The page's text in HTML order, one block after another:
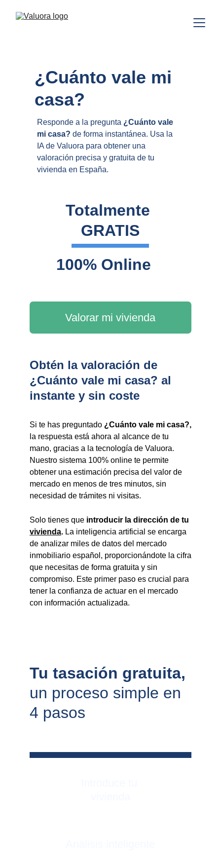
¿Cuánto vale mi
casa?
Responde a la pregunta ¿Cuánto vale
mi casa? de forma instantánea. Usa la
IA de Valuora para obtener una
valoración precisa y gratuita de tu
vivienda en España.
Totalmente
GRATIS
Valorar mi vivienda
100% Online
Obtén la valoración de
¿Cuánto vale mi casa? al
instante y sin coste
Si te has preguntado ¿Cuánto vale mi casa?,
la respuesta está ahora al alcance de tu
mano, gracias a la tecnología de Valuora.
Nuestro sistema 100% online te permite
obtener una estimación precisa del valor de
mercado en menos de tres minutos, sin
necesidad de trámites ni visitas.
Solo tienes que introducir la dirección de tu
vivienda. La inteligencia artificial se encarga
de analizar miles de datos del mercado
inmobiliario español, proporcionándote la cifra
que necesitas de forma gratuita y sin
compromiso. Este primer paso es crucial para
tener la confianza de actuar en el mercado
con información actualizada.
Tu tasación gratuita,
un proceso simple en
4 pasos